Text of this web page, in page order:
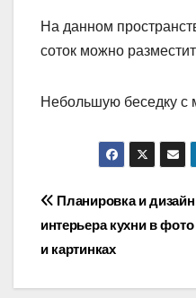
На данном
соток можно
Небольшую беседку с
Навигация
по
записям
Планировка и дизайн
интерьера кухни в фото
и картинках